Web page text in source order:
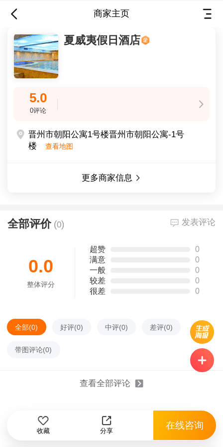
商家主页
夏威夷假日酒店
0评论
晋州通 jinzhoutong.cn
夏威夷假日酒店
5.0
0评论
晋州市朝阳公寓1号楼晋州市朝阳公寓-1号
楼
查看地图
更多商家信息
全部评价(0) 发表评论
0.0
整体评分
超赞
0
满意
0
一般
0
较差
0
很差
0
全部(0) 好评(0) 中评(0) 差评(0)
带图评论(0)
查看全部评论
收藏 分享
在线咨询